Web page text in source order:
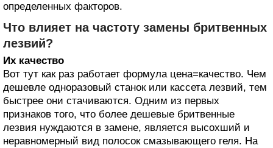
определенных факторов.
Что влияет на частоту замены бритвенных
лезвий?
Их качество
Вот тут как раз работает формула цена=качество. Чем
дешевле одноразовый станок или кассета лезвий, тем
быстрее они стачиваются. Одним из первых
признаков того, что более дешевые бритвенные
лезвия нуждаются в замене, является высохший и
неравномерный вид полосок смазывающего геля. На